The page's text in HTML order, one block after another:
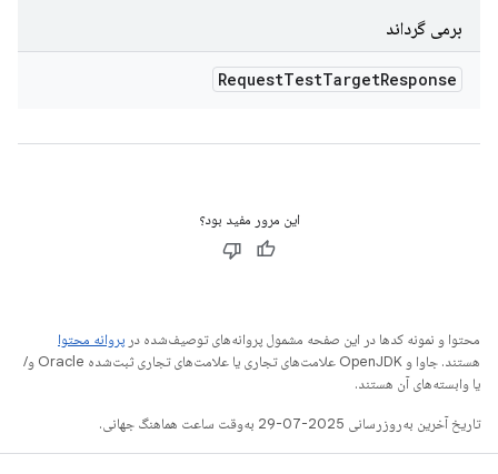
برمی گرداند
RequestTestTargetResponse
این مرور مفید بود؟
محتوا و نمونه کدها در این صفحه مشمول پروانه‌های توصیف‌شده در پروانه محتوا
هستند. جاوا و OpenJDK علامت‌های تجاری یا علامت‌های تجاری ثبت‌شده Oracle و/
یا وابسته‌های آن هستند.
تاریخ آخرین به‌روزرسانی 2025-07-29 به‌وقت ساعت هماهنگ جهانی.